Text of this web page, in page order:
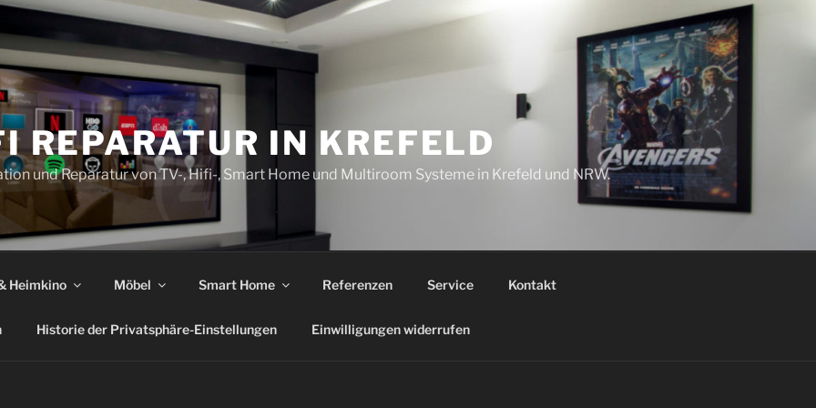
REPARATUR IN KREFELD
und Reparatur von TV-, Hifi-, Smart Home und Multiroom Systeme in Krefeld und NRW.
Heimkino Möbel Smart Home Referenzen Service Kontakt
Historie der Privatsphäre-Einstellungen Einwilligungen widerrufen